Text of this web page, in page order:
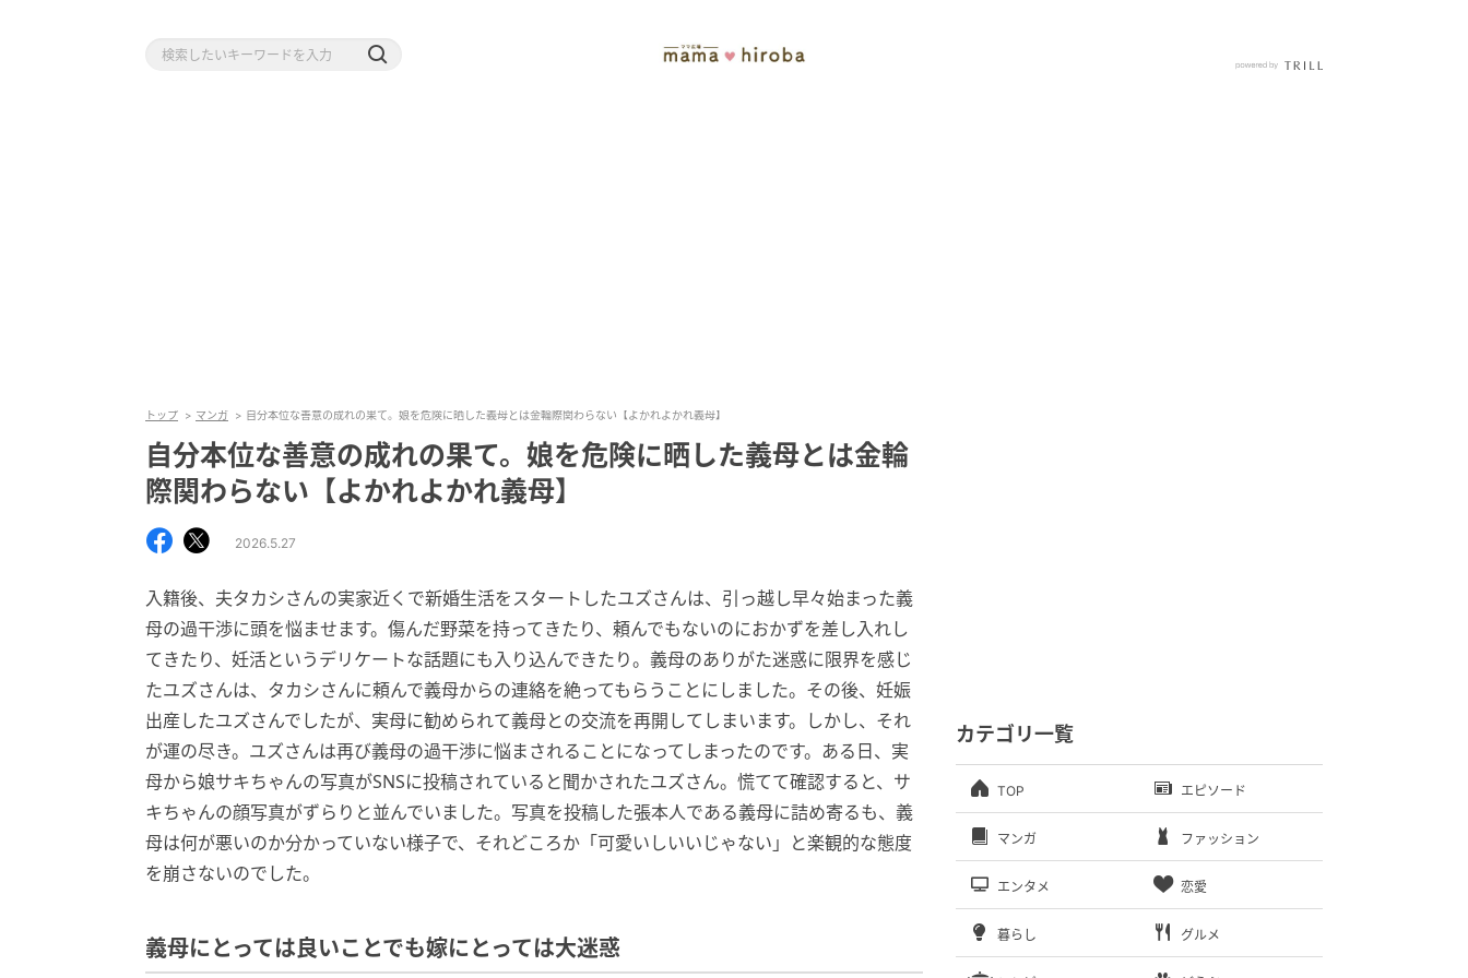
トップ マンガ 自分本位な善意の成れの果て。娘を危険に晒した義母とは金輪際関わらない【よかれよかれ義母】
自分本位な善意の成れの果て。娘を危険に晒した義母とは金輪
際関わらない【よかれよかれ義母】
2026.5.27
入籍後、夫タカシさんの実家近くで新婚生活をスタートしたユズさんは、引っ越し早々始まった義
母の過干渉に頭を悩ませます。傷んだ野菜を持ってきたり、頼んでもないのにおかずを差し入れし
てきたり、妊活というデリケートな話題にも入り込んできたり。義母のありがた迷惑に限界を感じ
たユズさんは、タカシさんに頼んで義母からの連絡を絶ってもらうことにしました。その後、妊娠
出産したユズさんでしたが、実母に勧められて義母との交流を再開してしまいます。しかし、それ
が運の尽き。ユズさんは再び義母の過干渉に悩まされることになってしまったのです。ある日、実
母から娘サキちゃんの写真がSNSに投稿されていると聞かされたユズさん。慌てて確認すると、サ
キちゃんの顔写真がずらりと並んでいました。写真を投稿した張本人である義母に詰め寄るも、義
母は何が悪いのか分かっていない様子で、それどころか「可愛いしいいじゃない」と楽観的な態度
を崩さないのでした。
義母にとっては良いことでも嫁にとっては大迷惑
カテゴリ一覧
TOP エピソード
マンガ ファッション
エンタメ 恋愛
暮らし グルメ